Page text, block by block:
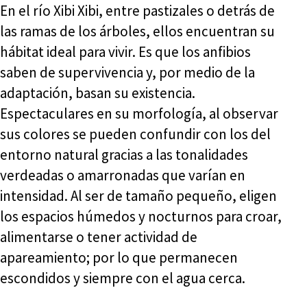
En el río Xibi Xibi, entre pastizales o detrás de
las ramas de los árboles, ellos encuentran su
hábitat ideal para vivir. Es que los anfibios
saben de supervivencia y, por medio de la
adaptación, basan su existencia.
Espectaculares en su morfología, al observar
sus colores se pueden confundir con los del
entorno natural gracias a las tonalidades
verdeadas o amarronadas que varían en
intensidad. Al ser de tamaño pequeño, eligen
los espacios húmedos y nocturnos para croar,
alimentarse o tener actividad de
apareamiento; por lo que permanecen
escondidos y siempre con el agua cerca.